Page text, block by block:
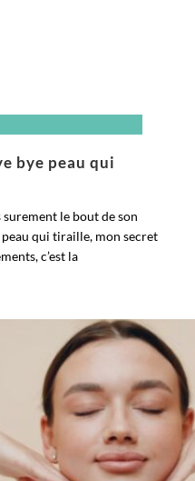
bye peau qui
le bout de son
qui tiraille, mon secret
c’est la